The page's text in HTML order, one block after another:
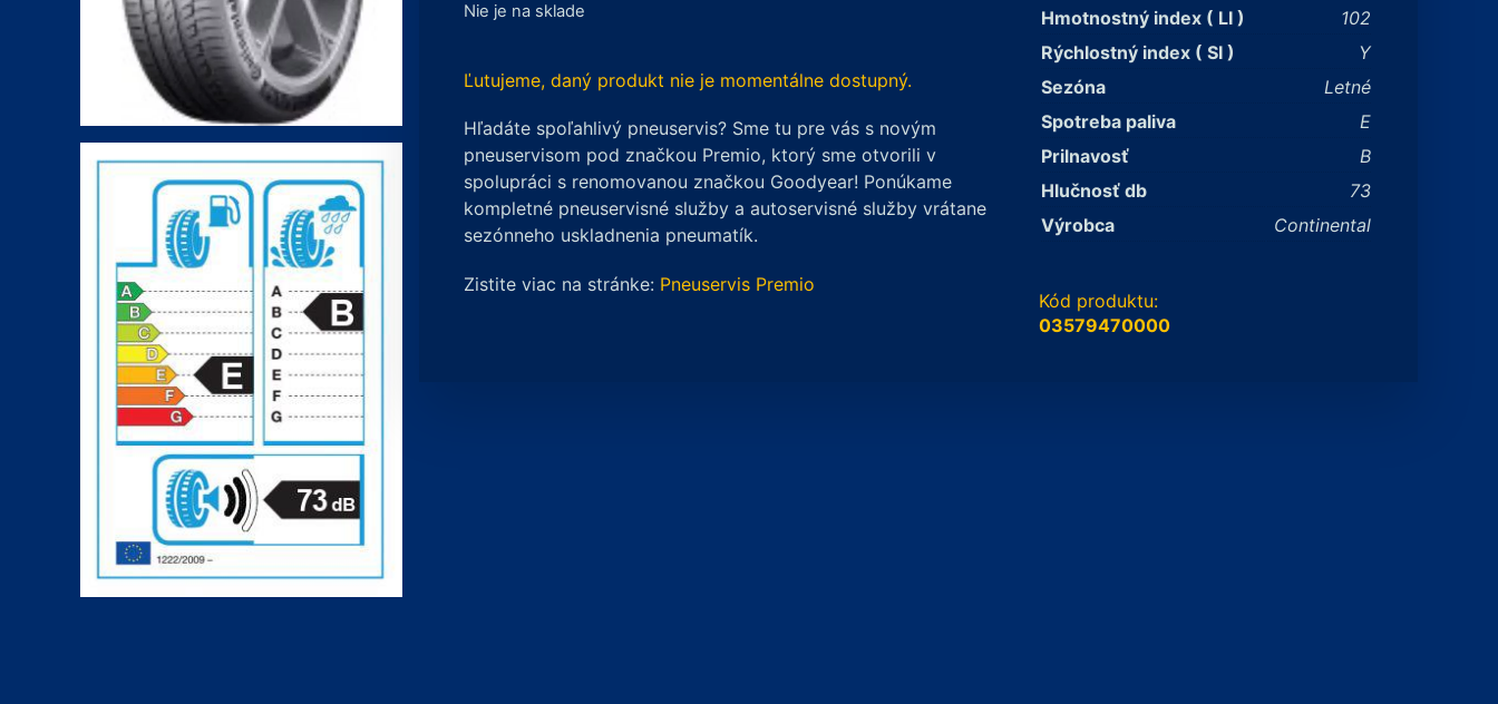
Nie je na sklade
Ľutujeme, daný produkt nie je momentálne dostupný.
Hľadáte spoľahlivý pneuservis? Sme tu pre vás s novým
pneuservisom pod značkou Premio, ktorý sme otvorili v
spolupráci s renomovanou značkou Goodyear! Ponúkame
kompletné pneuservisné služby a autoservisné služby vrátane
sezónneho uskladnenia pneumatík.
Zistite viac na stránke: Pneuservis Premio
Hmotnostný index ( LI )
102
Rýchlostný index ( SI )
Y
Sezóna
Letné
Spotreba paliva
E
Prilnavosť
B
Hlučnosť db
73
Výrobca
Continental
Kód produktu:
03579470000